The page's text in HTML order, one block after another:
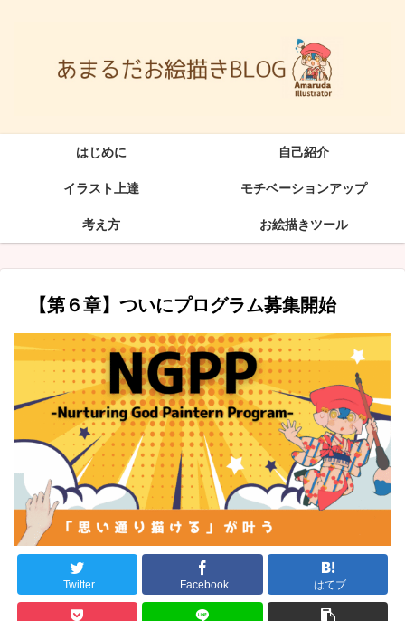
はじめに 自己紹介
イラスト上達 モチベーションアップ
考え方 お絵描きツール
【第６章】ついにプログラム募集開始
Twitter Facebook はてブ